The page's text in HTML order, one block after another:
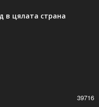
в цялата страна
39716